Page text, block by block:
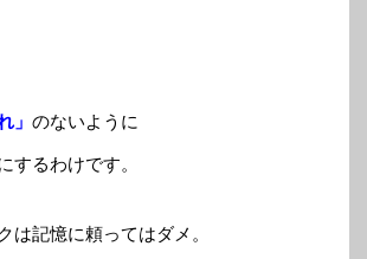
」 のないように
するわけです。
は記憶に頼ってはダメ。